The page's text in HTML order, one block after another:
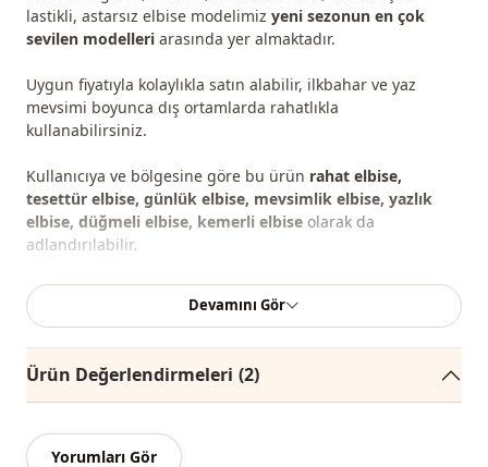
lastikli, astarsız elbise modelimiz yeni sezonun en çok
sevilen modelleri arasında yer almaktadır.
Uygun fiyatıyla kolaylıkla satın alabilir, ilkbahar ve yaz
mevsimi boyunca dış ortamlarda rahatlıkla
kullanabilirsiniz.
Kullanıcıya ve bölgesine göre bu ürün rahat elbise,
tesettür elbise, günlük elbise, mevsimlik elbise, yazlık
elbise, düğmeli elbise, kemerli elbise olarak da
adlandırılabilir.
Giydiğiniz bedeni ölçü tablosuna bakarak belirleyebilir, size
en uygun bedeni sepetinize ekleyerek en iyi fiyata sipariş
Not:Ürünün renginde konsept çekimlerinden dolayı ton
farklılığı olabilir.
Yıkama:30 derecede yıkayınız.
Devamını Gör
Ürün Değerlendirmeleri (2)
Yorumları Gör